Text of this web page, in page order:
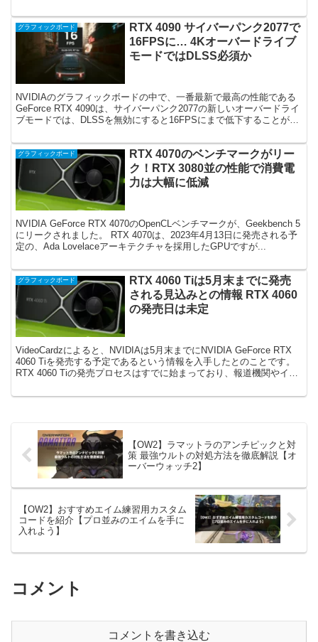
グラフィックボード
RTX 4090 サイバーパンク2077で
16FPSに… 4Kオーバードライブ
モードではDLSS必須か
NVIDIAのグラフィックボードの中で、一番最新で最高の性能である
GeForce RTX 4090は、サイバーパンク2077の新しいオーバードライ
ブモードでは、DLSSを無効にすると16FPSにまで低下することが明
グラフィックボード
RTX 4070のベンチマークがリー
ク！RTX 3080並の性能で消費電
力は大幅に低減
NVIDIA GeForce RTX 4070のOpenCLベンチマークが、Geekbench 5
にリークされました。 RTX 4070は、2023年4月13日に発売される予
定の、Ada Lovelaceアーキテクチャを採用したGPUですが...
グラフィックボード
RTX 4060 Tiは5月末までに発売
される見込みとの情報 RTX 4060
の発売日は未定
VideoCardzによると、NVIDIAは5月末までにNVIDIA GeForce RTX
4060 Tiを発売する予定であるという情報を入手したとのことです。
RTX 4060 Tiの発売プロセスはすでに始まっており、報道機関やイン
【OW2】ラマットラのアンチピックと対
策 最強ウルトの対処方法を徹底解説【オ
ーバーウォッチ2】
【OW2】おすすめエイム練習用カスタム
コードを紹介【プロ並みのエイムを手に
入れよう】
コメント
コメントを書き込む